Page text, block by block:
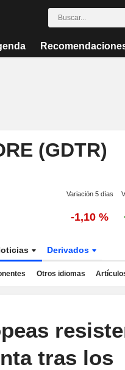
(GDTR)
Variación 5 días
-1,10 %
Derivados
Otros idiomas
tras los